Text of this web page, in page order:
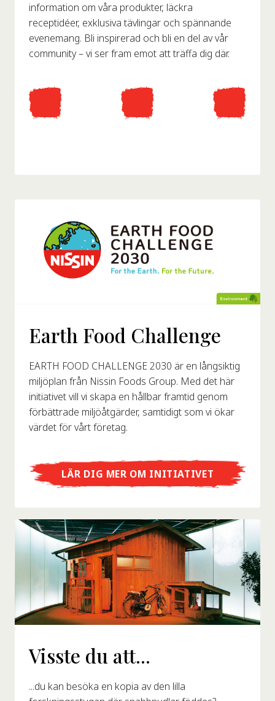
information om våra produkter, läckra
receptidéer, exklusiva tävlingar och spännande
evenemang. Bli inspirerad och bli en del av vår
community – vi ser fram emot att träffa dig där.
Earth Food Challenge
EARTH FOOD CHALLENGE 2030 är en långsiktig
miljöplan från Nissin Foods Group. Med det här
initiativet vill vi skapa en hållbar framtid genom
förbättrade miljöåtgärder, samtidigt som vi ökar
värdet för vårt företag.
LÄR DIG MER OM INITIATIVET
Visste du att...
...du kan besöka en kopia av den lilla